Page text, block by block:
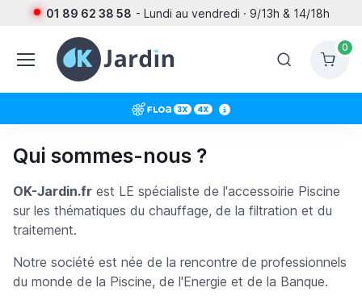
01 89 62 38 58 - Lundi au vendredi · 9/13h & 14/18h
0
Qui sommes-nous ?
OK-Jardin.fr est LE spécialiste de l'accessoirie Piscine
sur les thématiques du chauffage, de la filtration et du
traitement.
Notre société est née de la rencontre de professionnels
du monde de la Piscine, de l'Energie et de la Banque.